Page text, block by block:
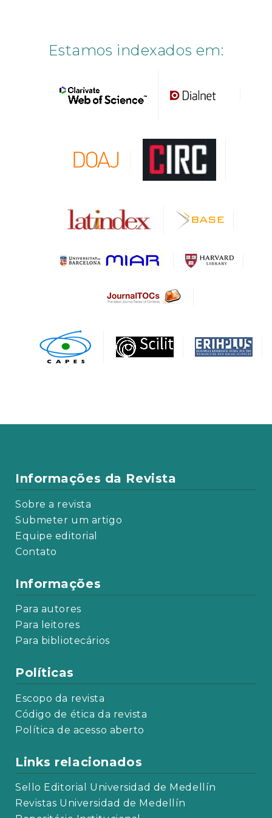
Estamos indexados em:
Informações da Revista
Sobre a revista
Submeter um artigo
Equipe editorial
Contato
Informações
Para autores
Para leitores
Para bibliotecários
Políticas
Escopo da revista
Código de ética da revista
Política de acesso aberto
Links relacionados
Sello Editorial Universidad de Medellín
Revistas Universidad de Medellín